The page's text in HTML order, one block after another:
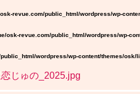
revue.com/public_html/wordpress/wp-
osk-revue.com/public_html/wordpress/wp-
wordpress/wp-content/themes/osk/
じゅの_2025.jpg